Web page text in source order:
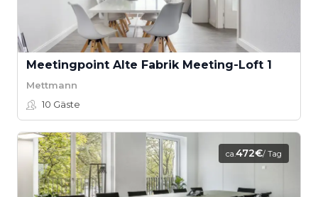
Meetingpoint Alte Fabrik Meeting-Loft 1
Mettmann
10 Gäste
ca.472€/ Tag